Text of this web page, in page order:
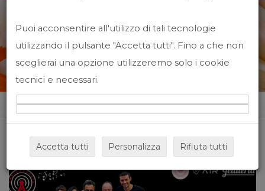
News&Events
Home News&events
Puoi acconsentire all'utilizzo di tali tecnologie
utilizzando il pulsante "Accetta tutti". Fino a che non
sceglierai una opzione utilizzeremo solo i cookie
tecnici e necessari.
Accetta tutti Personalizza Rifiuta tutti